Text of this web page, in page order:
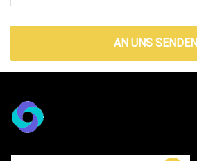
AN UNS SENDEN